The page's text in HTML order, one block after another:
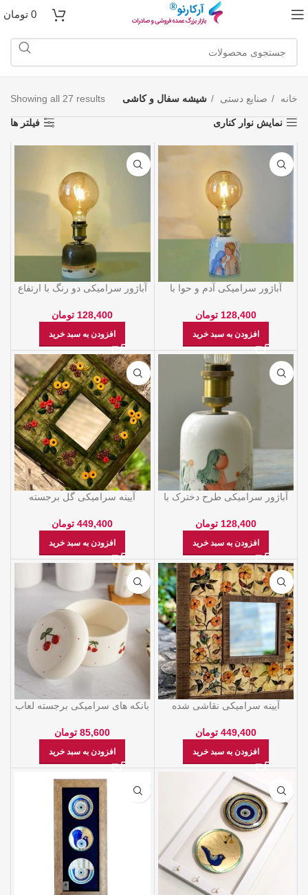
0 تومان
خانه صنایع دستی شیشه سفال و کاشی Showing all 27 results
نمایش نوار کناری فیلتر ها
آباژور سرامیکی آدم و حوا با
128,400 تومان
افزودن به سبد خرید
آباژور سرامیکی دو رنگ با ارتفاع
128,400 تومان
افزودن به سبد خرید
آباژور سرامیکی طرح دخترک با
128,400 تومان
افزودن به سبد خرید
آیینه سرامیکی گل برجسته
449,400 تومان
افزودن به سبد خرید
آیینه سرامیکی نقاشی شده
449,400 تومان
افزودن به سبد خرید
بانکه های سرامیکی برجسته لعاب
85,600 تومان
افزودن به سبد خرید